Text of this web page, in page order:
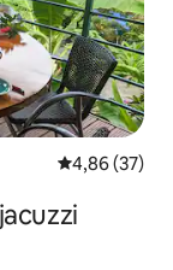
Évaluation
4,86 (37)